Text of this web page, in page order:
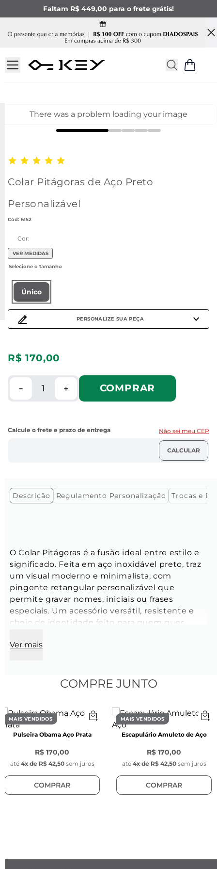
Faltam R$ 449,00 para o frete grátis!
There was a problem loading your image
Colar Pitágoras de Aço Preto
Personalizável
: 6152
Cor:
VER MEDIDAS
Único
PERSONALIZE SUA PEÇA
R$ 170,00
＋
－ COMPRAR
Não sei meu CEP
Descrição Regulamento Personalização Trocas e
O Colar Pitágoras é a fusão ideal entre estilo e
significado. Feita em aço inoxidável preto, traz
um visual moderno e minimalista, com
pingente retangular personalizável que
permite gravar nomes, iniciais ou frases
especiais. Um acessório versátil, resistente e
cheio de identidade feito para quem quer
Cor: Preto
Material: Aço inoxidável
Modelo da corrente: Box veneziana
Fecho: Lagosta de aço inoxidável na cor preta
com 1 cm de comprimento
Ver mais
COMPRE JUNTO
MAIS VENDIDOS
Pulseira Obama Aço Prata
R$ 170,00
até 4x de R$ 42,50 sem juros
COMPRAR
MAIS VENDIDOS
Escapulário Amuleto de Aço
R$ 170,00
até 4x de R$ 42,50 sem juros
COMPRAR